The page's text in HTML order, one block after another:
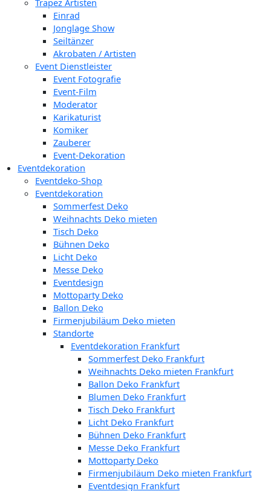
Trapez Artisten
Einrad
Jonglage Show
Seiltänzer
Akrobaten / Artisten
Event Dienstleister
Event Fotografie
Event-Film
Moderator
Karikaturist
Komiker
Zauberer
Event-Dekoration
Eventdekoration
Eventdeko-Shop
Eventdekoration
Sommerfest Deko
Weihnachts Deko mieten
Tisch Deko
Bühnen Deko
Licht Deko
Messe Deko
Eventdesign
Mottoparty Deko
Ballon Deko
Firmenjubiläum Deko mieten
Standorte
Eventdekoration Frankfurt
Sommerfest Deko Frankfurt
Weihnachts Deko mieten Frankfurt
Ballon Deko Frankfurt
Blumen Deko Frankfurt
Tisch Deko Frankfurt
Licht Deko Frankfurt
Bühnen Deko Frankfurt
Messe Deko Frankfurt
Mottoparty Deko
Firmenjubiläum Deko mieten Frankfurt
Eventdesign Frankfurt